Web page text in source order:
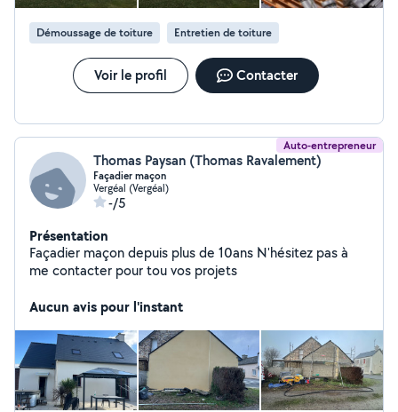
Démoussage de toiture Entretien de toiture
Voir le profil Contacter
Auto-entrepreneur
Thomas Paysan (Thomas Ravalement)
Façadier maçon
Vergéal (Vergéal)
-/5
Présentation
Façadier maçon depuis plus de 10ans N'hésitez pas à
me contacter pour tou vos projets
Aucun avis pour l'instant